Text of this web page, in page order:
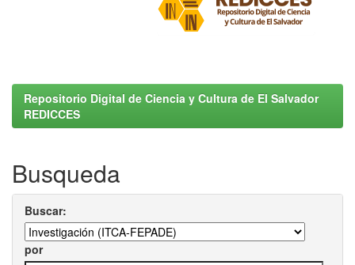
Repositorio Digital de Ciencia y Cultura de El Salvador
REDICCES
Busqueda
Buscar:
por